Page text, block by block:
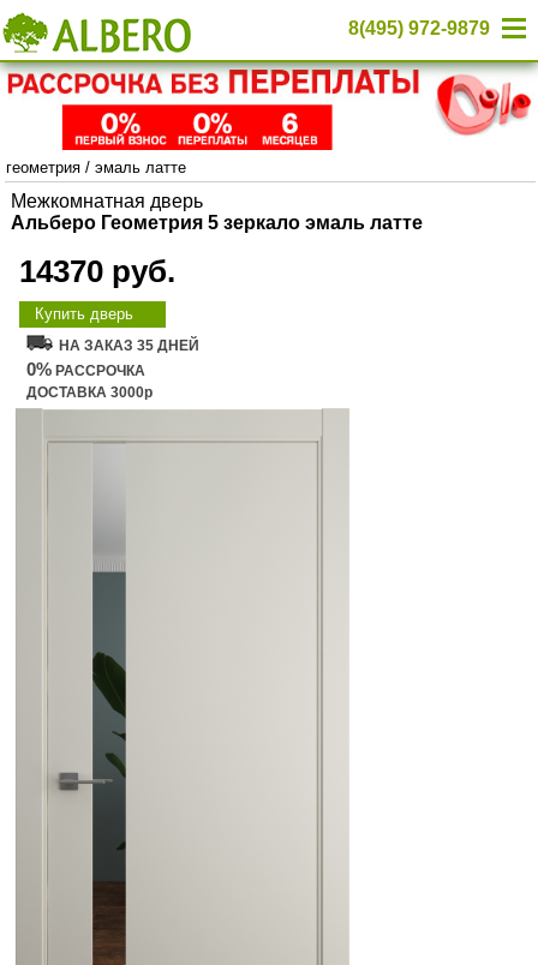
8(495) 972-9879
геометрия / эмаль латте
Межкомнатная дверь
Альберо Геометрия 5 зеркало эмаль латте
14370 руб.
Купить дверь
НА ЗАКАЗ 35 ДНЕЙ
0% РАССРОЧКА
ДОСТАВКА 3000р